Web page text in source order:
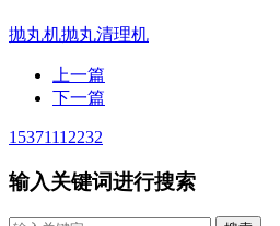
抛丸机抛丸清理机
上一篇
下一篇
15371112232
输入关键词进行搜索